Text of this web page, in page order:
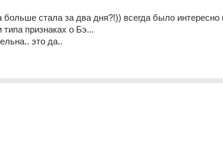
больше стала за два дня?!)) всегда было интересно
признаках о Бэ...
это да..